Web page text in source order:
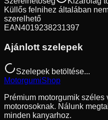
Küllős felnihez általában
szerelhető
EAN4019238231397
Ajánlott szelepek
Szelepek betöltése...
MotorgumiShop
Prémium motorgumik széles
motorosoknak. Nálunk
minden kanyarhoz.